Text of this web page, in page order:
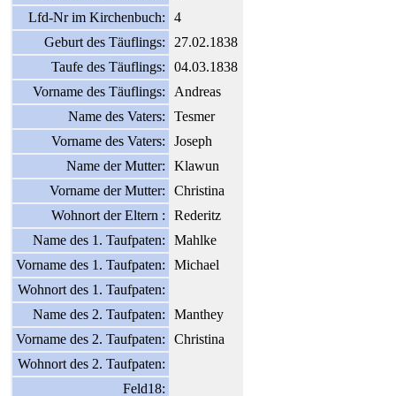
Lfd-Nr im Kirchenbuch:
4
Geburt des Täuflings:
27.02.1838
Taufe des Täuflings:
04.03.1838
Vorname des Täuflings:
Andreas
Name des Vaters:
Tesmer
Vorname des Vaters:
Joseph
Name der Mutter:
Klawun
Vorname der Mutter:
Christina
Wohnort der Eltern :
Rederitz
Name des 1. Taufpaten:
Mahlke
Vorname des 1. Taufpaten:
Michael
Wohnort des 1. Taufpaten:
Name des 2. Taufpaten:
Manthey
Vorname des 2. Taufpaten:
Christina
Wohnort des 2. Taufpaten:
Feld18: